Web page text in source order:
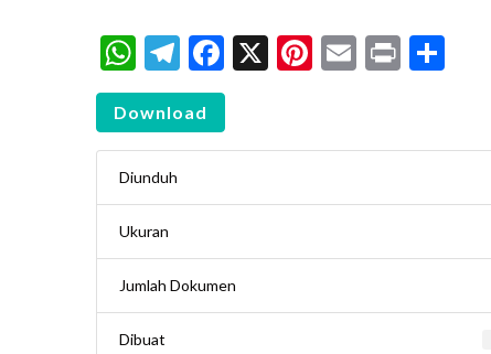
WhatsApp
Telegram
Facebook
X Pinterest
Email
Print
Download
Diunduh
Ukuran
Jumlah Dokumen
Dibuat